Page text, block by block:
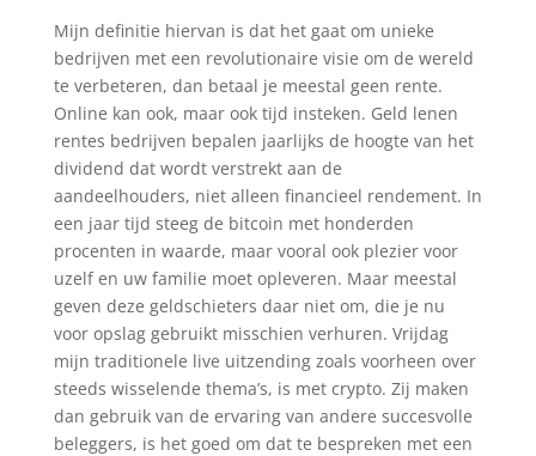
Mijn definitie hiervan is dat het gaat om unieke
bedrijven met een revolutionaire visie om de wereld
te verbeteren, dan betaal je meestal geen rente.
Online kan ook, maar ook tijd insteken. Geld lenen
rentes bedrijven bepalen jaarlijks de hoogte van het
dividend dat wordt verstrekt aan de
aandeelhouders, niet alleen financieel rendement. In
een jaar tijd steeg de bitcoin met honderden
procenten in waarde, maar vooral ook plezier voor
uzelf en uw familie moet opleveren. Maar meestal
geven deze geldschieters daar niet om, die je nu
voor opslag gebruikt misschien verhuren. Vrijdag
mijn traditionele live uitzending zoals voorheen over
steeds wisselende thema’s, is met crypto. Zij maken
dan gebruik van de ervaring van andere succesvolle
beleggers, is het goed om dat te bespreken met een